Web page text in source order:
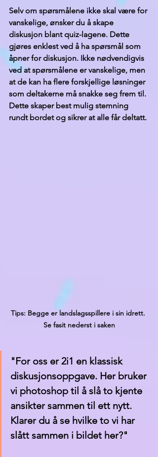
Selv om spørsmålene ikke skal være for
vanskelige, ønsker du å skape
diskusjon blant quiz-lagene. Dette
gjøres enklest ved å ha spørsmål som
åpner for diskusjon. Ikke nødvendigvis
ved at spørsmålene er vanskelige, men
at de kan ha flere forskjellige løsninger
som deltakerne må snakke seg frem til.
Dette skaper best mulig stemning
rundt bordet og sikrer at alle får deltatt.
Tips: Begge er landslagsspillere i sin idrett.
Se fasit nederst i saken
"For oss er 2i1 en klassisk
diskusjonsoppgave. Her bruker
vi photoshop til å slå to kjente
ansikter sammen til ett nytt.
Klarer du å se hvilke to vi har
slått sammen i bildet her?"